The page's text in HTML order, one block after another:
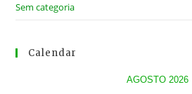
Sem categoria
Calendar
AGOSTO 2026